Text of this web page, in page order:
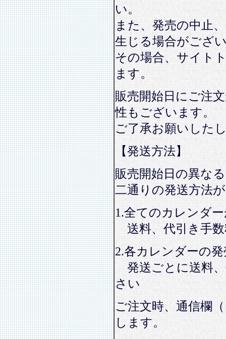
い。
また、発売の中止
生じる場合がござ
その場合、サイト
ます。
販売開始日にご注
性もございます。
ご了承お願いした
【発送方法】
販売開始日の異な
二通りの発送方法
1.全てのカレンダ
送料、代引き手
2.各カレンダーの
発送ごとに送料
さい
ご注文時、通信欄
します。